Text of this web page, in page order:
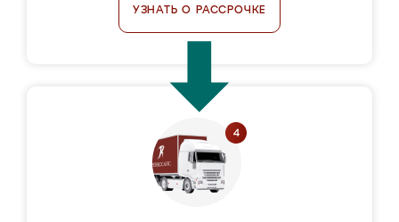
УЗНАТЬ О РАССРОЧКЕ